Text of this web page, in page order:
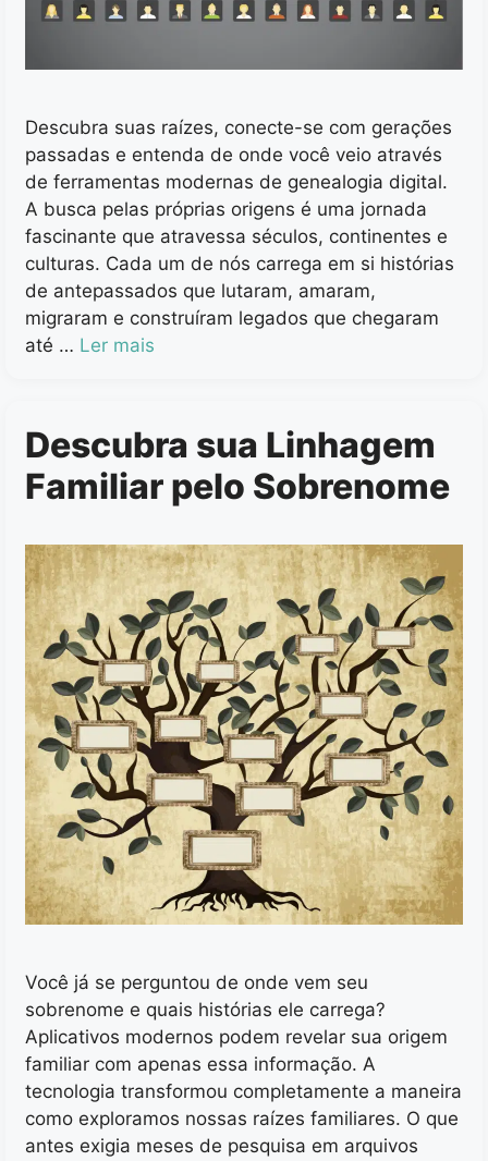
Descubra suas raízes, conecte-se com gerações
passadas e entenda de onde você veio através
de ferramentas modernas de genealogia digital.
A busca pelas próprias origens é uma jornada
fascinante que atravessa séculos, continentes e
culturas. Cada um de nós carrega em si histórias
de antepassados que lutaram, amaram,
migraram e construíram legados que chegaram
até … Ler mais
Descubra sua Linhagem
Familiar pelo Sobrenome
Você já se perguntou de onde vem seu
sobrenome e quais histórias ele carrega?
Aplicativos modernos podem revelar sua origem
familiar com apenas essa informação. A
tecnologia transformou completamente a maneira
como exploramos nossas raízes familiares. O que
antes exigia meses de pesquisa em arquivos